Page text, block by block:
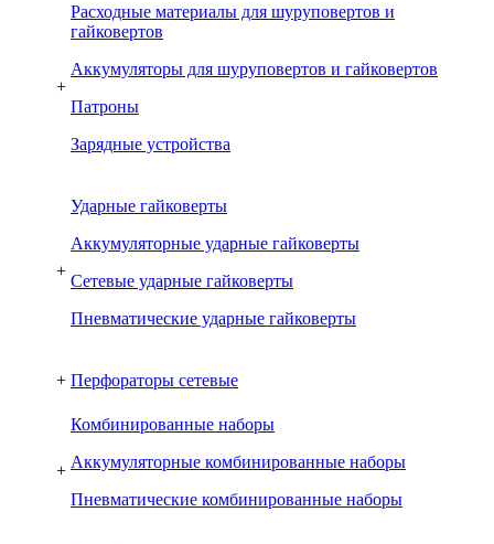
+
Расходные материалы для шуруповертов и
гайковертов
Аккумуляторы для шуруповертов и гайковертов
Патроны
Зарядные устройства
+
Ударные гайковерты
Аккумуляторные ударные гайковерты
Сетевые ударные гайковерты
Пневматические ударные гайковерты
+ Перфораторы сетевые
+
Комбинированные наборы
Аккумуляторные комбинированные наборы
Пневматические комбинированные наборы